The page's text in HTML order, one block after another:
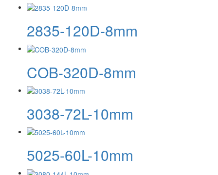
2835-120D-8mm
COB-320D-8mm
3038-72L-10mm
5025-60L-10mm